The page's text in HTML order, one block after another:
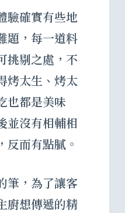
驗確實有些地
題，每一道料
挑剔之處，不
烤太生、烤太
也都是美味
並沒有相輔相
反而有點膩。
筆，為了讓客
廚想傳遞的精